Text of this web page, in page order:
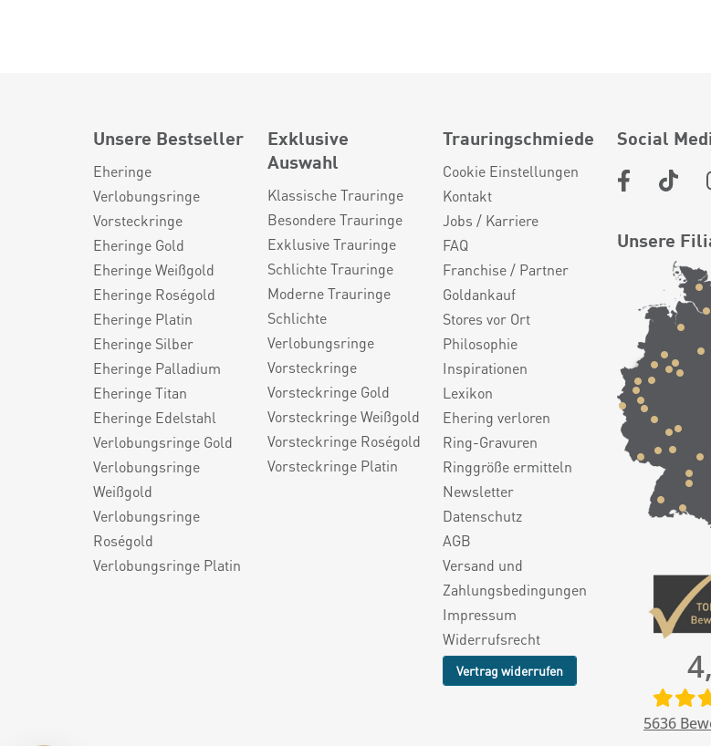
Unsere Bestseller
Eheringe
Verlobungsringe
Vorsteckringe
Eheringe Gold
Eheringe Weißgold
Eheringe Roségold
Eheringe Platin
Eheringe Silber
Eheringe Palladium
Eheringe Titan
Eheringe Edelstahl
Verlobungsringe Gold
Verlobungsringe
Weißgold
Verlobungsringe
Roségold
Verlobungsringe Platin
Exklusive
Auswahl
Klassische Trauringe
Besondere Trauringe
Exklusive Trauringe
Schlichte Trauringe
Moderne Trauringe
Schlichte
Verlobungsringe
Vorsteckringe
Vorsteckringe Gold
Vorsteckringe Weißgold
Vorsteckringe Roségold
Vorsteckringe Platin
Trauringschmiede
Cookie Einstellungen
Kontakt
Jobs / Karriere
FAQ
Franchise / Partner
Goldankauf
Stores vor Ort
Philosophie
Inspirationen
Lexikon
Ehering verloren
Ring-Gravuren
Ringgröße ermitteln
Newsletter
Datenschutz
AGB
Versand und
Zahlungsbedingungen
Impressum
Widerrufsrecht
Vertrag widerrufen
Social
Unsere
5636